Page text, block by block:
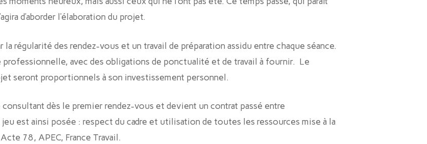
d’aborder l’élaboration du projet.
régularité des rendez-vous et un travail de préparation assidu entre chaque séance.
professionnelle, avec des obligations de ponctualité et de travail à fournir. Le
seront proportionnels à son investissement personnel.
dès le premier rendez-vous et devient un contrat passé entre
jeu est ainsi posée : respect du cadre et utilisation de toutes les ressources mise à la
78, APEC, France Travail.